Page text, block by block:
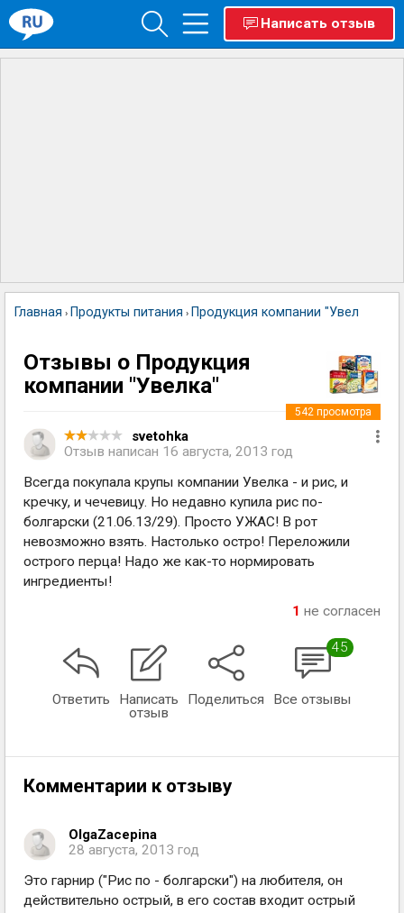
Написать отзыв
Главная › Продукты питания › Продукция компании "Увелка"
Отзывы о Продукция
компании "Увелка"
svetohka
Отзыв написан 16 августа, 2013 год
542 просмотра
Всегда покупала крупы компании Увелка - и рис, и
кречку, и чечевицу. Но недавно купила рис по-
болгарски (21.06.13/29). Просто УЖАС! В рот
невозможно взять. Настолько остро! Переложили
острого перца! Надо же как-то нормировать
ингредиенты!
1 не согласен
Ответить
Написать
отзыв
Поделиться
45
Все отзывы
Комментарии к отзыву
OlgaZacepina
28 августа, 2013 год
Это гарнир ("Рис по - болгарски") на любителя, он
действительно острый, в его состав входит острый